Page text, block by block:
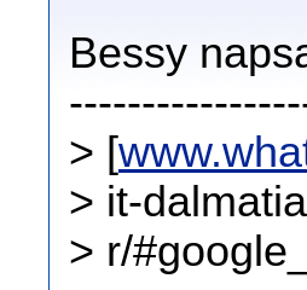
Bessy
> [
> it-
> r/